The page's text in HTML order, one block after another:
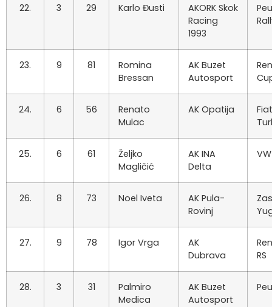
22. 3 29 Karlo Đusti
AKORK Skok
Racing
1993
23. 9 81
Romina
Bressan
AK Buzet
Autosport
24. 6 56
Renato
Mulac
AK Opatija
25. 6 61
Željko
Magličić
AK INA
Delta
26. 8 73 Noel Iveta
AK Pula-
Rovinj
27. 9 78 Igor Vrga
AK
Dubrava
RS
28. 3 31
Palmiro
Medica
AK Buzet
Autosport